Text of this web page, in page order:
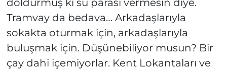
doldurmuş ki su parası vermesin diye.
Tramvay da bedava… Arkadaşlarıyla
sokakta oturmak için, arkadaşlarıyla
buluşmak için. Düşünebiliyor musun? Bir
çay dahi içemiyorlar. Kent Lokantaları ve